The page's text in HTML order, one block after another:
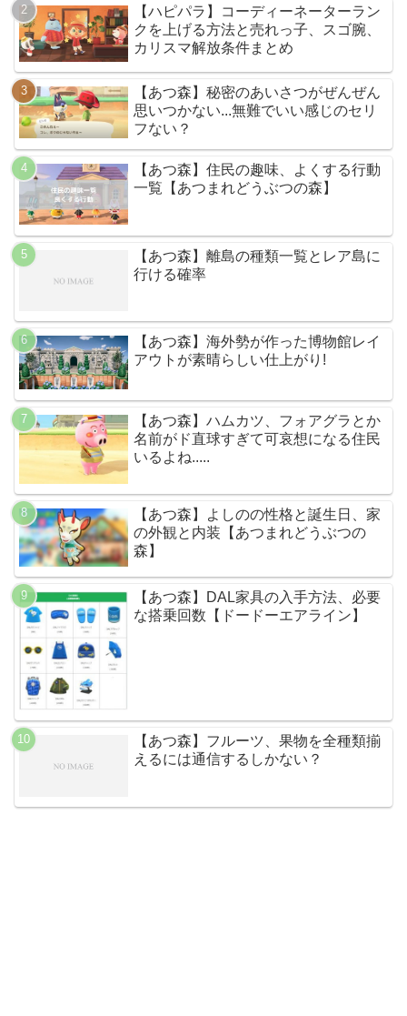
【ハピパラ】コーディーネーターラン
クを上げる方法と売れっ子、スゴ腕、
カリスマ解放条件まとめ
【あつ森】秘密のあいさつがぜんぜん
思いつかない...無難でいい感じのセリ
フない？
【あつ森】住民の趣味、よくする行動
一覧【あつまれどうぶつの森】
【あつ森】離島の種類一覧とレア島に
行ける確率
【あつ森】海外勢が作った博物館レイ
アウトが素晴らしい仕上がり!
【あつ森】ハムカツ、フォアグラとか
名前がド直球すぎて可哀想になる住民
いるよね.....
【あつ森】よしのの性格と誕生日、家
の外観と内装【あつまれどうぶつの
森】
【あつ森】DAL家具の入手方法、必要
な搭乗回数【ドードーエアライン】
【あつ森】フルーツ、果物を全種類揃
えるには通信するしかない？